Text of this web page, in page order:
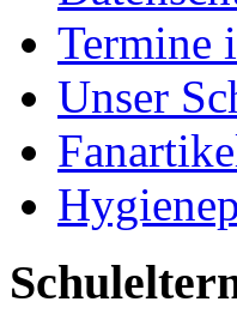
Termine
Unser